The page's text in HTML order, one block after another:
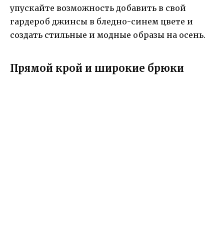
упускайте возможность добавить в свой
гардероб джинсы в бледно-синем цвете и
создать стильные и модные образы на осень.
Прямой крой и широкие брюки